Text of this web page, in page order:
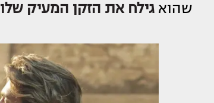
שהואגילח את הזקן המעיק שלו